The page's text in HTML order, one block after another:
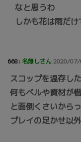
なと思うわ
しかも花は雨だ
668: 名無しさん2020/07/
スコップを温存し
何もベルや資材が
と面倒くさいから
プレイの足かせ以